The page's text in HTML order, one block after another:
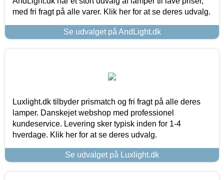
med fri fragt på alle varer. Klik her for at se deres udvalg.
Se udvalget på AndLight.dk
Luxlight.dk tilbyder prismatch og fri fragt på alle deres
lamper. Danskejet webshop med professionel
kundeservice. Levering sker typisk inden for 1-4
hverdage. Klik her for at se deres udvalg.
Se udvalget på Luxlight.dk